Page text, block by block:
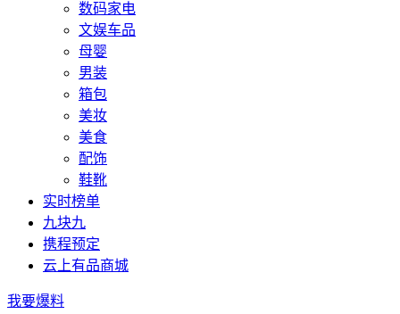
数码家电
文娱车品
母婴
男装
箱包
美妆
美食
配饰
鞋靴
实时榜单
九块九
携程预定
云上有品商城
我要爆料